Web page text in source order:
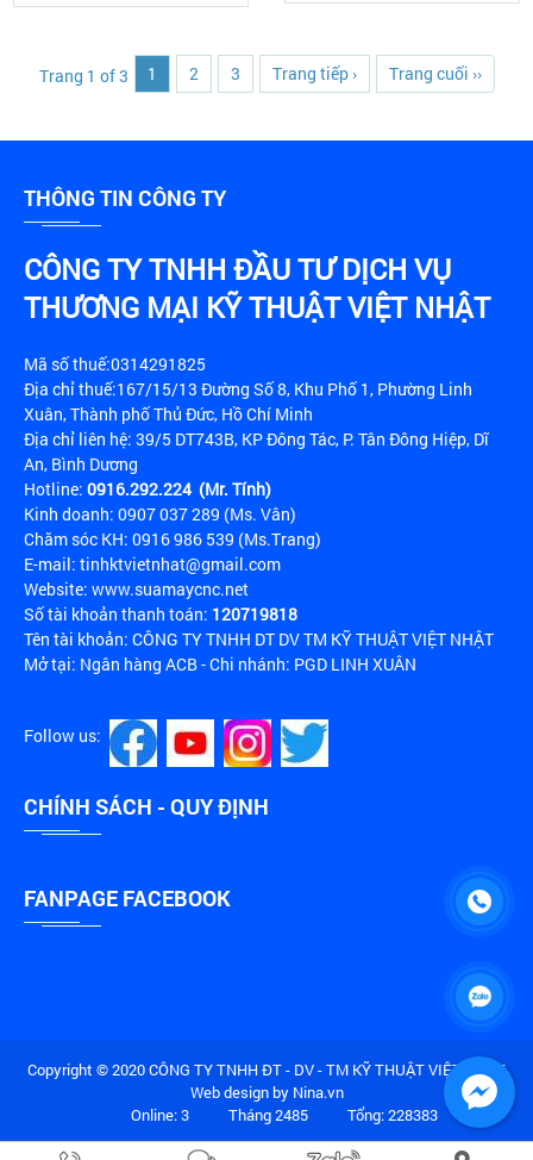
Trang 1 of 3 1 2 3 Trang tiếp › Trang cuối ››
THÔNG TIN CÔNG TY
CÔNG TY TNHH ĐẦU TƯ DỊCH VỤ
THƯƠNG MẠI KỸ THUẬT VIỆT NHẬT
Mã số thuế:0314291825
Địa chỉ thuế:167/15/13 Đường Số 8, Khu Phố 1, Phường Linh
Xuân, Thành phố Thủ Đức, Hồ Chí Minh
Địa chỉ liên hệ: 39/5 DT743B, KP Đông Tác, P. Tân Đông Hiệp, Dĩ
An, Bình Dương
Hotline: 0916.292.224 (Mr. Tính)
Kinh doanh: 0907 037 289 (Ms. Vân)
Chăm sóc KH: 0916 986 539 (Ms.Trang)
E-mail: tinhktvietnhat@gmail.com
Website: www.suamaycnc.net
Số tài khoản thanh toán: 120719818
Tên tài khoản: CÔNG TY TNHH DT DV TM KỸ THUẬT VIỆT NHẬT
Mở tại: Ngân hàng ACB - Chi nhánh: PGD LINH XUÂN
Follow us:
CHÍNH SÁCH - QUY ĐỊNH
FANPAGE FACEBOOK
Copyright © 2020 CÔNG TY TNHH ĐT - DV - TM KỸ THUẬT VIỆT NHẬT.
Web design by Nina.vn
Online: 3
Tháng 2485 Tổng: 228383